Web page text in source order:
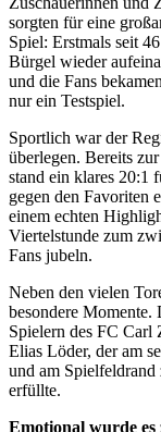
sorgten für eine
Spiel: Erstmals seit
Bürgel wieder
und die Fans
nur ein Testspiel.
Sportlich war der
überlegen. Bereits
stand ein klares 20:1
gegen den Favoriten
einem echten
Viertelstunde zum
Fans jubeln.
Neben den vielen
besondere Momente.
Spielern des FC Carl
Elias Löder, der am
und am
erfüllte.
Emotional wurde